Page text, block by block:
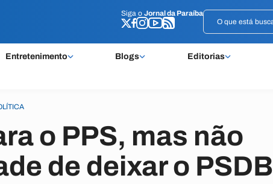
Siga o Jornal da Paraíba
Entretenimento Blogs Editorias
Siga o Jornal da Paraíba
o PPS, mas não
de deixar o PSDB